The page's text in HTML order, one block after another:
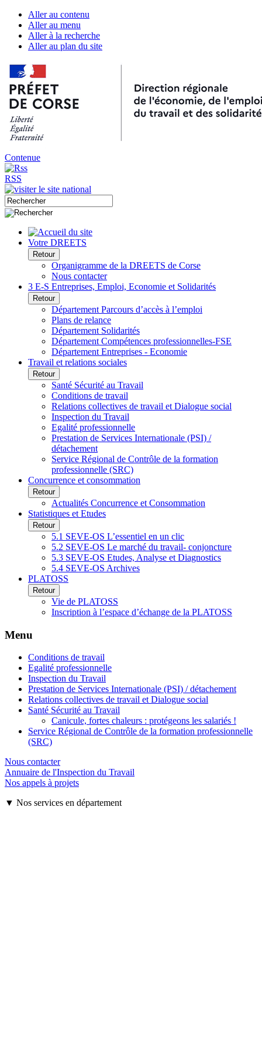
Aller au contenu
Aller au menu
Aller à la recherche
Aller au plan du site
Contenue
RSS
Votre DREETS
Retour
Organigramme de la DREETS de Corse
Nous contacter
3 E-S Entreprises, Emploi, Economie et Solidarités
Retour
Département Parcours d’accès à l’emploi
Plans de relance
Département Solidarités
Département Compétences professionnelles-FSE
Département Entreprises - Economie
Travail et relations sociales
Retour
Santé Sécurité au Travail
Conditions de travail
Relations collectives de travail et Dialogue social
Inspection du Travail
Egalité professionnelle
Prestation de Services Internationale (PSI) /
détachement
Service Régional de Contrôle de la formation
professionnelle (SRC)
Concurrence et consommation
Retour
Actualités Concurrence et Consommation
Statistiques et Etudes
Retour
5.1 SEVE-OS L’essentiel en un clic
5.2 SEVE-OS Le marché du travail- conjoncture
5.3 SEVE-OS Etudes, Analyse et Diagnostics
5.4 SEVE-OS Archives
PLATOSS
Retour
Vie de PLATOSS
Inscription à l’espace d’échange de la PLATOSS
Menu
Conditions de travail
Egalité professionnelle
Inspection du Travail
Prestation de Services Internationale (PSI) / détachement
Relations collectives de travail et Dialogue social
Santé Sécurité au Travail
Canicule, fortes chaleurs : protégeons les salariés !
Service Régional de Contrôle de la formation professionnelle
(SRC)
Nous contacter
Annuaire de l'Inspection du Travail
Nos appels à projets
▼ Nos services en département